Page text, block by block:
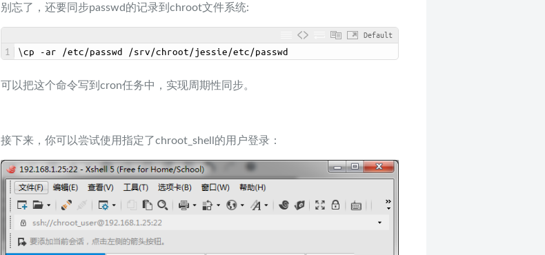
别忘了，还要同步passwd的记录到chroot文件系统:
Default
1 \cp - ar /etc /passwd /srv /chroot /jessie /etc /passwd
可以把这个命令写到cron任务中，实现周期性同步。
接下来，你可以尝试使用指定了chroot_shell的用户登录：